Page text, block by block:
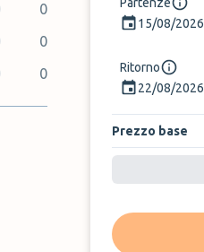
0
0
0
15/08/2026
Ritorno
22/08/2026
Prezzo base